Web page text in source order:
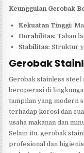
Keunggulan Gerobak
Kekuatan Tinggi:
Durabilitas: Tahan
Stabilitas: Struktur
Gerobak
Gerobak stainless steel
beroperasi di
tampilan yang modern
terhadap korosi dan
usaha makanan dan
Selain itu, gerobak
profesional dan